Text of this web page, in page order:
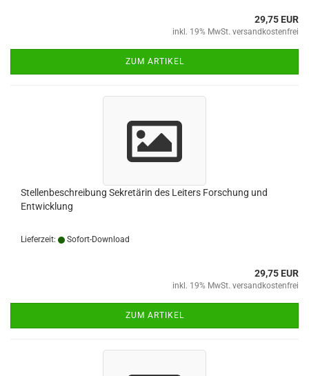
29,75 EUR
inkl. 19% MwSt. versandkostenfrei
ZUM ARTIKEL
Stellenbeschreibung Sekretärin des Leiters Forschung und
Entwicklung
Lieferzeit: Sofort-Download
29,75 EUR
inkl. 19% MwSt. versandkostenfrei
ZUM ARTIKEL